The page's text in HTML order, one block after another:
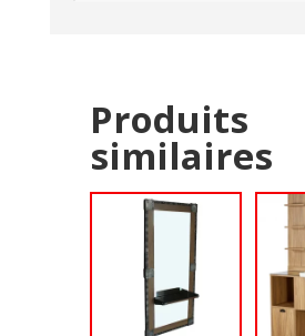
Produits
similaires